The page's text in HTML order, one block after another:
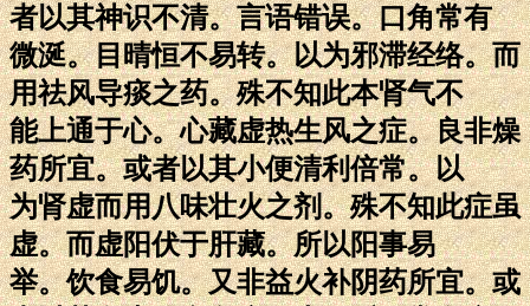
者以其神识不清。言语错误。口角常有
微涎。目晴恒不易转。以为邪滞经络。而
用祛风导痰之药。殊不知此本肾气不
能上通于心。心藏虚热生风之症。良非燥
药所宜。或者以其小便清利倍常。以
为肾虚而用八味壮火之剂。殊不知此症虽
虚。而虚阳伏于肝藏。所以阳事易
举。饮食易饥。又非益火补阴药所宜。或